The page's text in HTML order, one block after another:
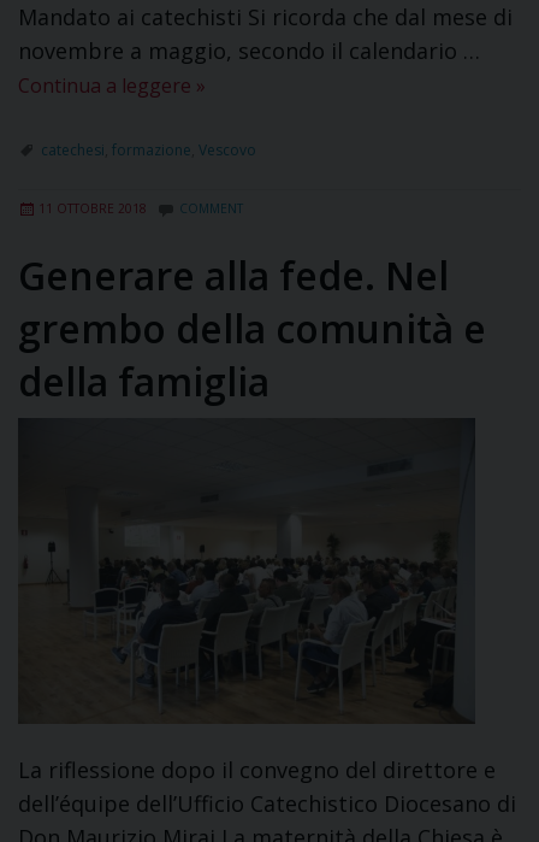
Mandato ai catechisti Si ricorda che dal mese di
novembre a maggio, secondo il calendario …
Continua a leggere »
catechesi formazione Vescovo
11 OTTOBRE 2018 COMMENT
Generare alla fede. Nel
grembo della comunità e
della famiglia
La riflessione dopo il convegno del direttore e
dell’équipe dell’Ufficio Catechistico Diocesano di